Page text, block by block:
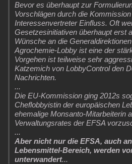
Bevor es überhaupt zur
Vorschlägen durch die
Interessenvertreter Einfluss. Oft
Gesetzesinitiativen überhaupt erst
Wünsche an die
Agrochemie-Lobby ist eine der
Vorgehen ist teilweise sehr
Katzemich von LobbyControl den
Nachrichten.
...
Die EU-Kommission ging 2012s
Cheflobbyistin der europäischen
ehemalige Monsanto-Mitarbeiterin
Verwaltungsrates der EFSA
...
Aber nicht nur die EFSA, auch
Lebensmittel-Bereich, werden
unterwandert...